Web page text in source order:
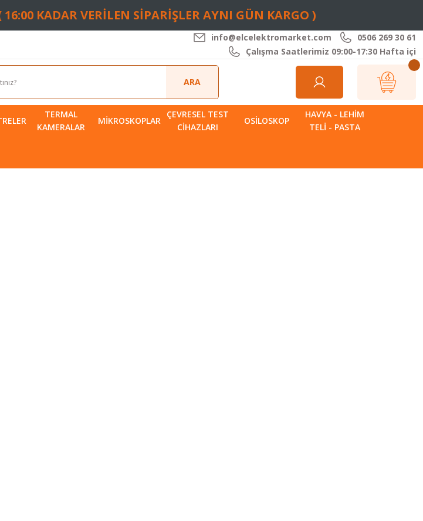
KADAR VERİLEN SİPARİŞLER AYNI GÜN KARGO )
info@elcelektromarket.com
0506 269 30 61
Çalışma Saatlerimiz 09:00-17:30 Hafta içi
ARA
TERMAL
KAMERALAR
MIKROSKOPLAR
ÇEVRESEL TEST
CIHAZLARI
OSILOSKOP
HAVYA - LEHIM
TELI - PASTA